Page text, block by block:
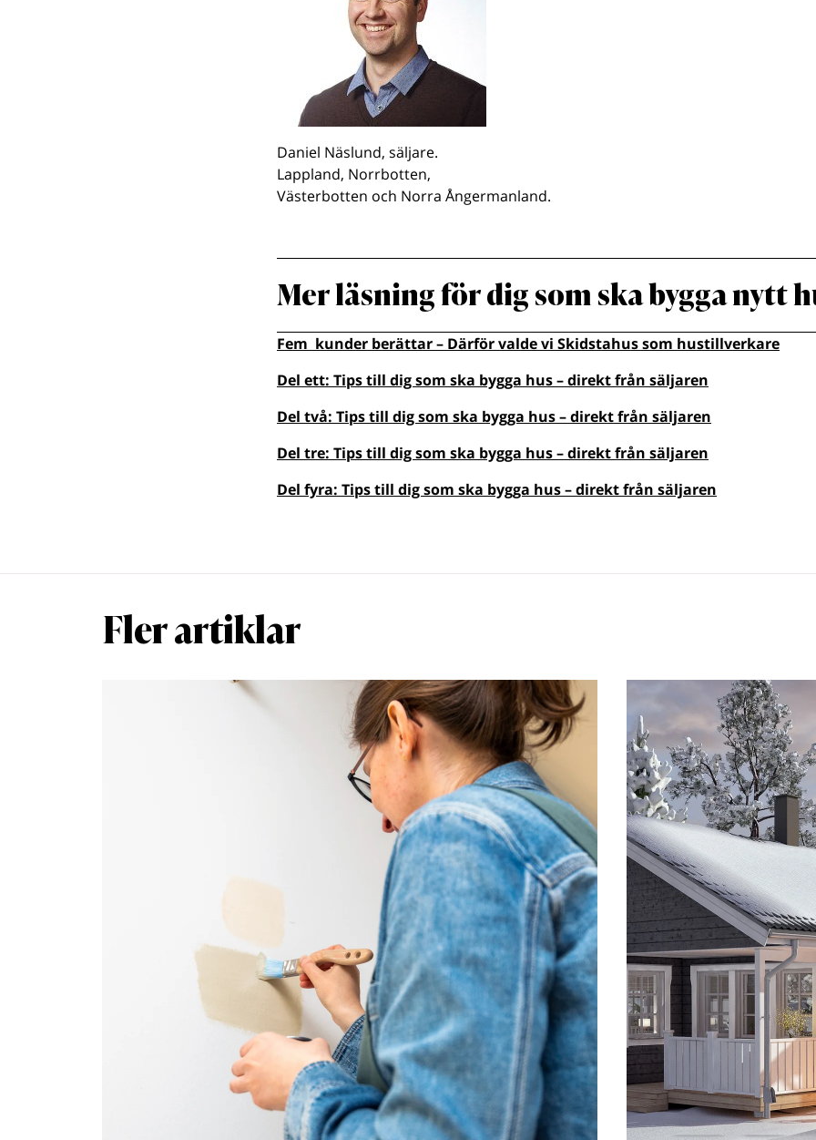
Daniel Näslund, säljare.
Lappland, Norrbotten,
Västerbotten och Norra Ångermanland.
Mer läsning för dig som ska bygga nytt
Fem kunder berättar – Därför valde vi Skidstahus som hustillverkare
Del ett: Tips till dig som ska bygga hus – direkt från säljaren
Del två: Tips till dig som ska bygga hus – direkt från säljaren
Del tre: Tips till dig som ska bygga hus – direkt från säljaren
Del fyra: Tips till dig som ska bygga hus – direkt från säljaren
Fler artiklar